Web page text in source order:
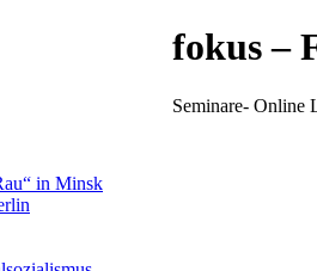
in Minsk
fokus –
Seminare- Online